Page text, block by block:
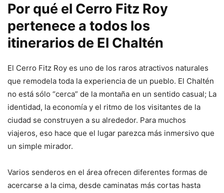
Por qué el Cerro Fitz Roy
pertenece a todos los
itinerarios de El Chaltén
El Cerro Fitz Roy es uno de los raros atractivos naturales
que remodela toda la experiencia de un pueblo. El Chaltén
no está sólo “cerca” de la montaña en un sentido casual; La
identidad, la economía y el ritmo de los visitantes de la
ciudad se construyen a su alrededor. Para muchos
viajeros, eso hace que el lugar parezca más inmersivo que
un simple mirador.
Varios senderos en el área ofrecen diferentes formas de
acercarse a la cima, desde caminatas más cortas hasta